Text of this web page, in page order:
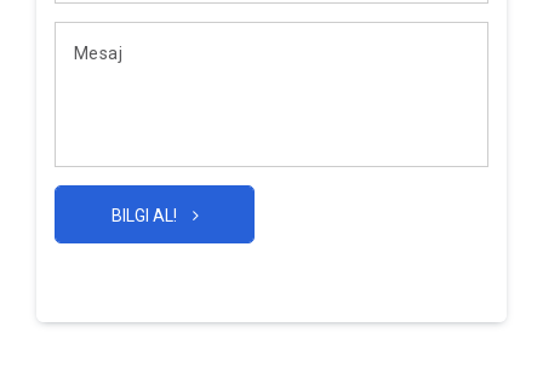
BILGI AL!